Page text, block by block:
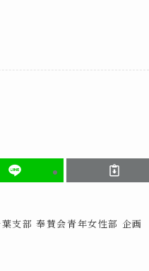
支部 奉賛会青年女性部 企画